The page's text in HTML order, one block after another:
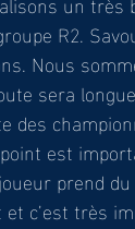
R2.
Nous
sera
des
est
prend
c’est très